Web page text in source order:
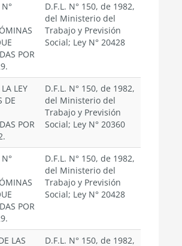
POR
D.F.L. N° 150, de 1982,
del Ministerio del
Trabajo y Previsión
Social; Ley N° 20428
LEY
DE
POR
D.F.L. N° 150, de 1982,
del Ministerio del
Trabajo y Previsión
Social; Ley N° 20360
POR
D.F.L. N° 150, de 1982,
del Ministerio del
Trabajo y Previsión
Social; Ley N° 20428
LAS
D.F.L. N° 150, de 1982,